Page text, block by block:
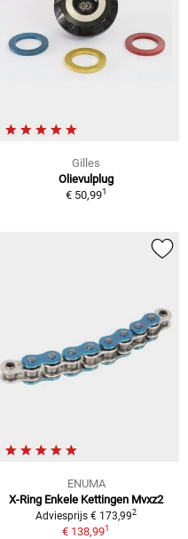
Gilles
Olievulplug
€ 50,991
ENUMA
X-Ring Enkele Kettingen Mvxz2
Adviesprijs € 173,992
€ 138,991